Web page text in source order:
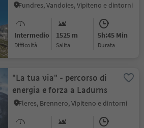
Fundres, Vandoies, Vipiteno e dintorni
Intermedio
Difficoltà
1525 m
Salita
5h:45 Min
durata
"La tua via" - percorso di
energia e forza a Ladurns
Fleres, Brennero, Vipiteno e dintorni